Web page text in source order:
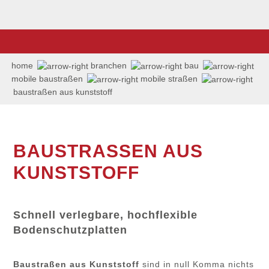
home branchen
bau
mobile baustraßen
mobile straßen
baustraßen aus kunststoff
BAUSTRASSEN AUS
KUNSTSTOFF
Schnell verlegbare, hochflexible
Bodenschutzplatten
Baustraßen aus Kunststoffsind in null Komma nichts